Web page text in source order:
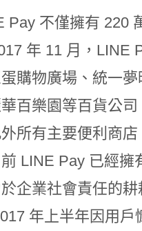
Pay 不僅擁有 220
年 11 月，LINE
購物廣場、統一
百樂園等百貨公
所有主要便利商
LINE Pay 已經
企業社會責任的
年上半年因用